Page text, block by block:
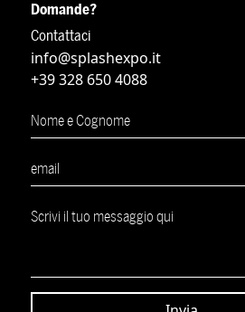
Domande?
Contattaci
info@splashexpo.it
+39 328 650 4088